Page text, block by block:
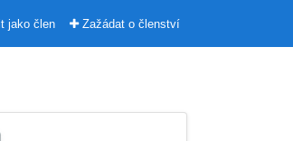
jako člen Zažádat o členství